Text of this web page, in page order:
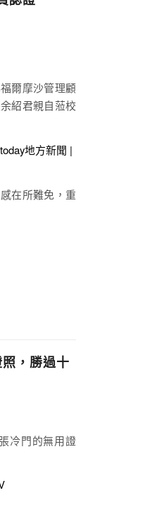
爾摩沙管理顧
紹君親自蒞校
地方新聞 |
在所難免，重
，勝過十
冷門的無用證